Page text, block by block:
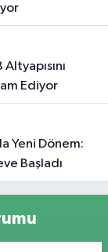
Ediyor
Başladı